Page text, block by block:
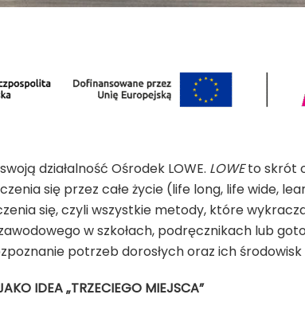
działalność Ośrodek LOWE. LOWEto skrót
się przez całe życie (life long, life wide,
się, czyli wszystkie metody, które
w szkołach, podręcznikach lub
potrzeb dorosłych oraz ich
IDEA „TRZECIEGO MIEJSCA”